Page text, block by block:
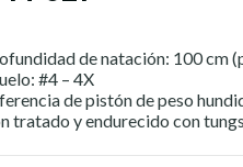
de natación: 100 cm
#4 – 4X
de pistón de peso
tratado y endurecido con